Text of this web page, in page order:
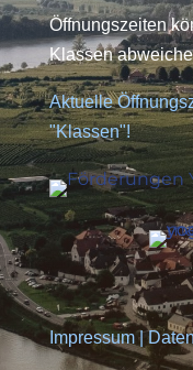
Öffnungszeiten
Klassen
Aktuelle
"Klassen"!
Impressum|